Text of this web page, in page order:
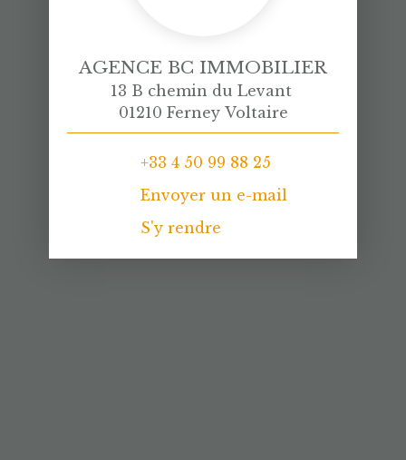
AGENCE BC IMMOBILIER
13 B chemin du Levant
01210 Ferney Voltaire
+33 4 50 99 88 25
Envoyer un e-mail
S'y rendre